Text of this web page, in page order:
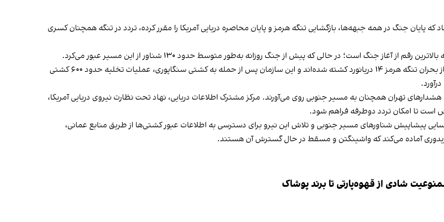
امضای تفاهم‌نامه ۱۴ بندی اسلام‌آباد که پایان جنگ در همه جبهه‌ها، بازگشایی تنگه هرمز و پایان محاصره دریایی آمریکا را مقرر کرده، تردد در تنگه همچنان کسری
مدیرکل سازمان بین‌المللی دریانوردی نیز اعلام کرده از آغاز بحران تنگه هرمز ۱۴ دریانورد کشته شده‌اند و این سازمان پس از حمله به کشتی سنگاپوری، عملیات تخلیه حدود ۶۰۰ کشتی
تهران همچنان به مسیر جنوبی روی می‌آورند. مرکز مشترک اطلاعات دریایی، نهاد تحت نظارت نیروی دریایی آمریکا،
است تا امکان تردد دوطرفه فراهم شود.
پیشاپیش شناورهای مسیر جنوبی و تلاش این نیرو برای دسترسی به اطلاعات عبور کشتی‌ها از طریق منابع عمانی،
آماده می‌کند که واشینگتن و مسقط در حال گسترش آن هستند.
شادی از قهوه‌پارتی تا برند پوشاک